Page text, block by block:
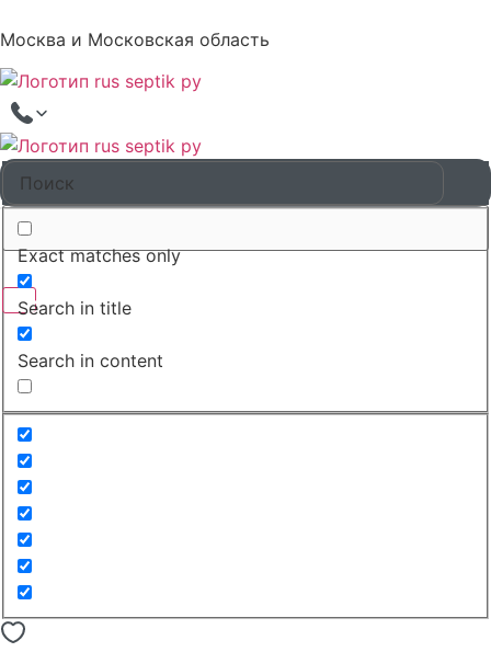
Москва и Московская область
Exact matches only
Search in title
Search in content